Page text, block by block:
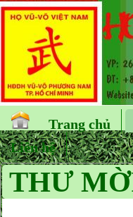
Trang chủ
Liên hệ
THƯ